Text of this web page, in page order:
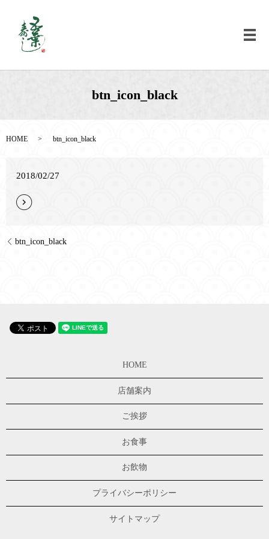
メ
btn_icon_black
HOME btn_icon_black
2018/02/27
btn_icon_black
HOME
店舗案内
ご挨拶
お食事
お飲物
プライバシーポリシー
サイトマップ